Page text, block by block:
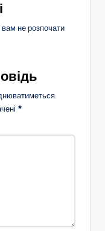
не розпочати
*